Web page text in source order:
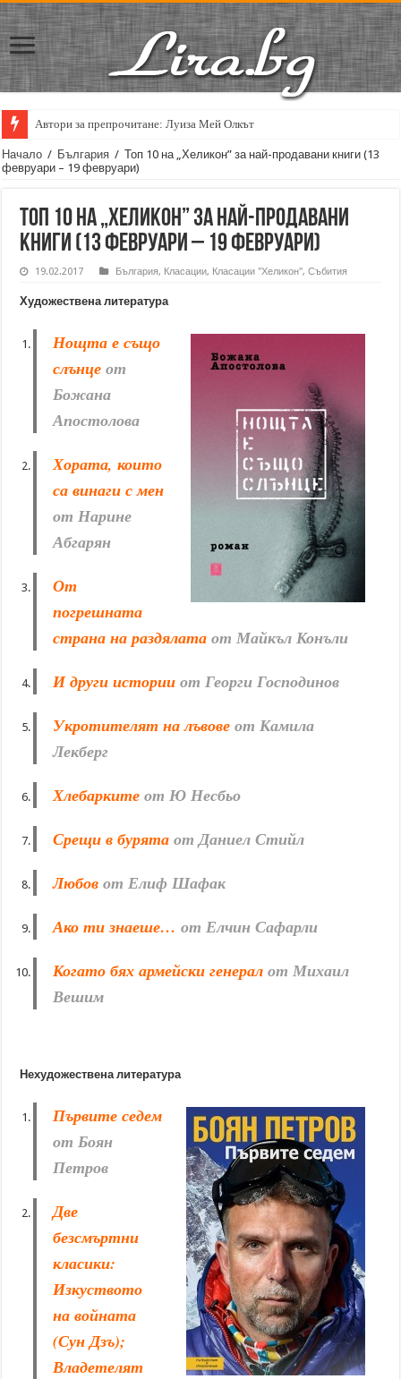
Автори за препрочитане: Луиза Мей Олкът
Кирил Кадийски: „Плачът на големия поет винаги е и сила, и
Начало / България / Топ 10 на „Хеликон” за най-продавани книги (13
февруари – 19 февруари)
Топ 10 на „Хеликон” за най-продавани
книги (13 февруари – 19 февруари)
19.02.2017 България, Класации, Класации "Хеликон",Събития
Художествена литература
Нощта е също
слънце от
Божана
Апостолова
Хората, които
са винаги с мен
от Нарине
Абгарян
От
погрешната
страна на раздялата от Майкъл Конъли
И други истории от Георги Господинов
Укротителят на лъвове от Камила
Лекберг
Хлебарките от Ю Несбьо
Срещи в бурята от Даниел Стийл
Любовот Елиф Шафак
Ако ти знаеше… от Елчин Сафарли
Когато бях армейски генерал от Михаил
Вешим
Нехудожествена литература
Първите седем
от Боян
Петров
Две
безсмъртни
класики:
Изкуството
на войната
(Сун Дзъ);
Владетелят